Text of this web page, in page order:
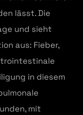
lässt. Die
und sieht
aus: Fieber,
in diesem
mit